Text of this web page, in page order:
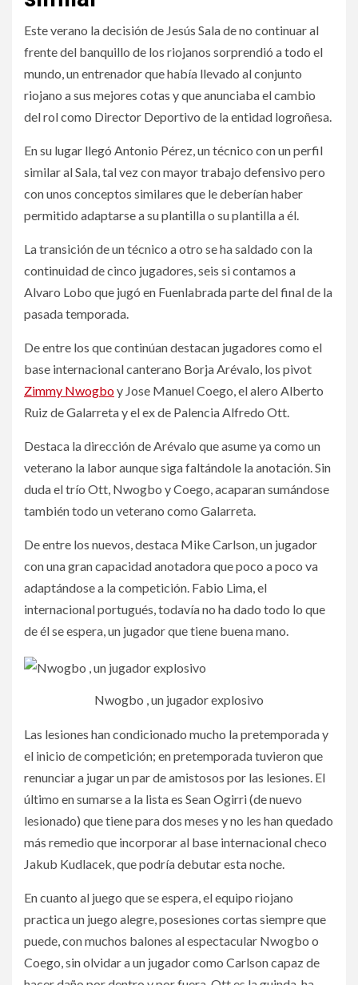
Este verano la decisión de Jesús Sala de no continuar al
frente del banquillo de los riojanos sorprendió a todo el
mundo, un entrenador que había llevado al conjunto
riojano a sus mejores cotas y que anunciaba el cambio
del rol como Director Deportivo de la entidad logroñesa.
En su lugar llegó Antonio Pérez, un técnico con un perfil
similar al Sala, tal vez con mayor trabajo defensivo pero
con unos conceptos similares que le deberían haber
permitido adaptarse a su plantilla o su plantilla a él.
La transición de un técnico a otro se ha saldado con la
continuidad de cinco jugadores, seis si contamos a
Alvaro Lobo que jugó en Fuenlabrada parte del final de la
pasada temporada.
De entre los que continúan destacan jugadores como el
base internacional canterano Borja Arévalo, los pivot
Zimmy Nwogboy Jose Manuel Coego, el alero Alberto
Ruiz de Galarreta y el ex de Palencia Alfredo Ott.
Destaca la dirección de Arévalo que asume ya como un
veterano la labor aunque siga faltándole la anotación. Sin
duda el trío Ott, Nwogbo y Coego, acaparan sumándose
también todo un veterano como Galarreta.
De entre los nuevos, destaca Mike Carlson, un jugador
con una gran capacidad anotadora que poco a poco va
adaptándose a la competición. Fabio Lima, el
internacional portugués, todavía no ha dado todo lo que
de él se espera, un jugador que tiene buena mano.
Nwogbo , un jugador explosivo
Las lesiones han condicionado mucho la pretemporada y
el inicio de competición; en pretemporada tuvieron que
renunciar a jugar un par de amistosos por las lesiones. El
último en sumarse a la lista es Sean Ogirri (de nuevo
lesionado) que tiene para dos meses y no les han quedado
más remedio que incorporar al base internacional checo
Jakub Kudlacek, que podría debutar esta noche.
En cuanto al juego que se espera, el equipo riojano
practica un juego alegre, posesiones cortas siempre que
puede, con muchos balones al espectacular Nwogbo o
Coego, sin olvidar a un jugador como Carlson capaz de